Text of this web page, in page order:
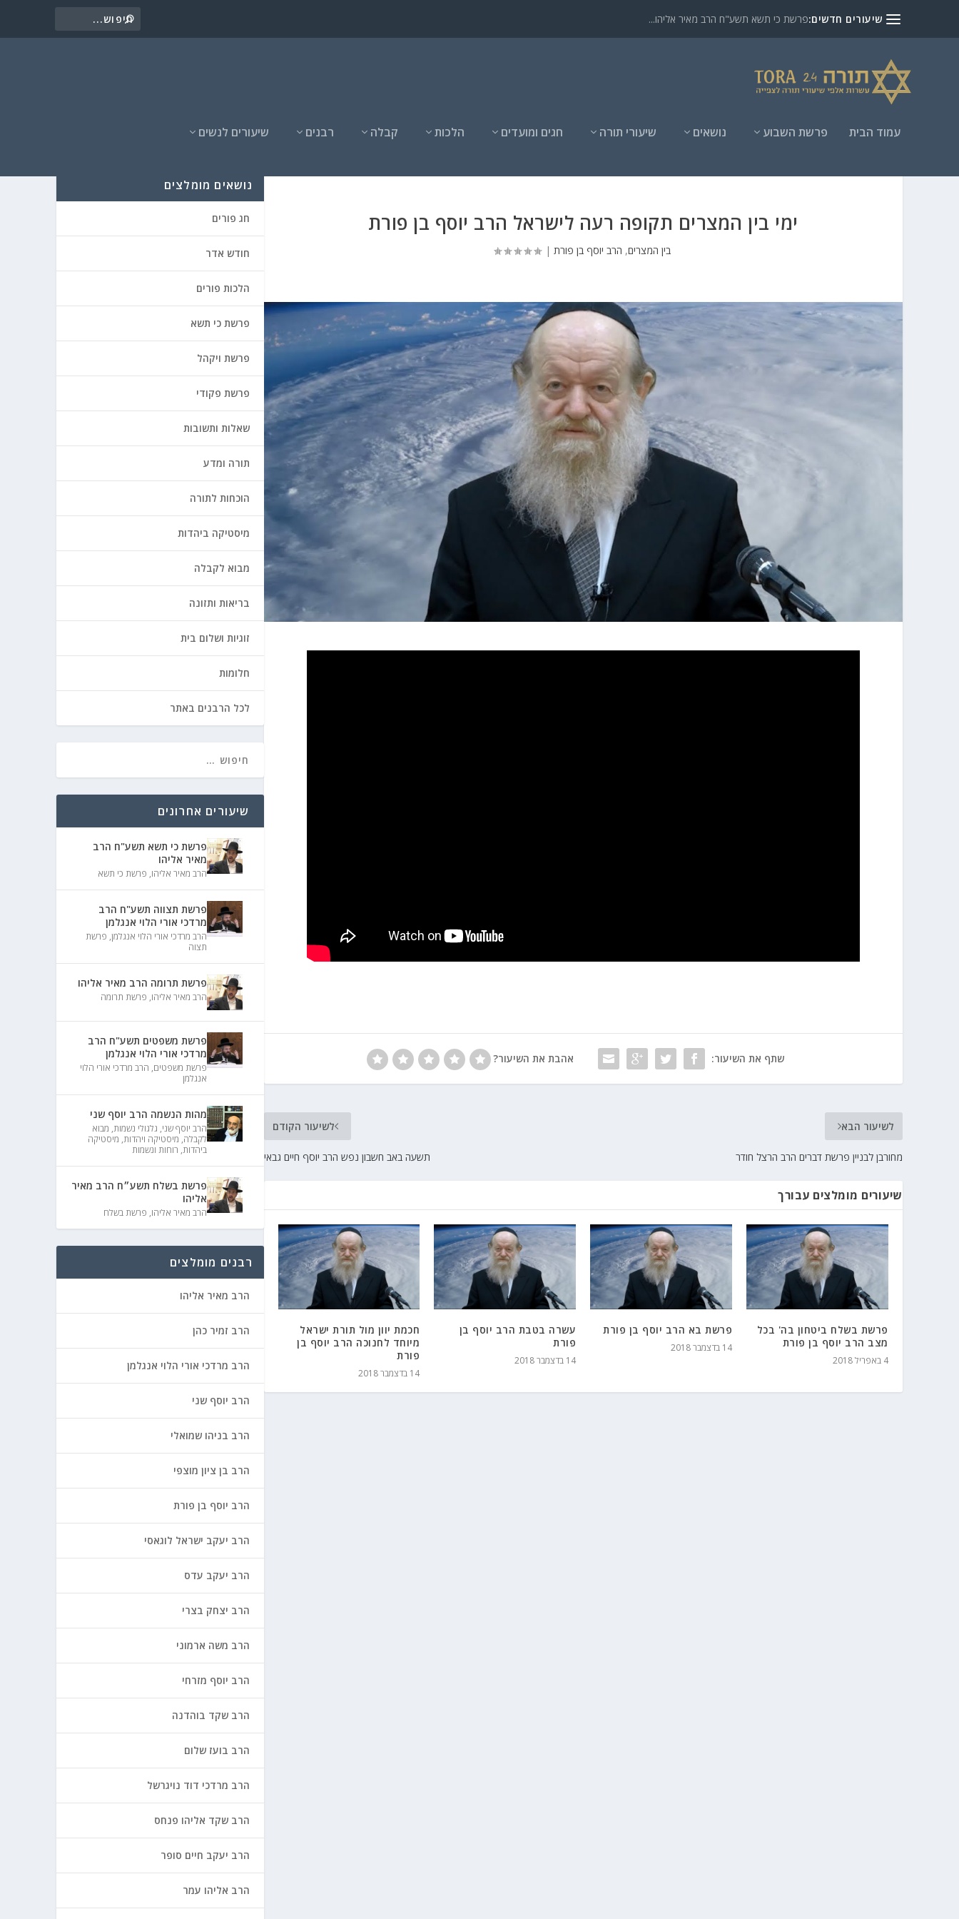
שיעורים חדשים:פרשת כי תשא תשע"ח הרב מאיר אליהו...
עמוד הבית פרשת השבוע נושאים שיעורי תורה חגים ומועדים הלכות קבלה רבנים שיעורים לנשים
ימי בין המצרים תקופה רעה לישראל הרב יוסף בן פורת
בין המצרים, הרב יוסף בן פורת|
שתף את השיעור: אהבת את השיעור?
לשיעור הקודם
תשעה באב חשבון נפש הרב יוסף חיים גבאי
לשיעור הבא
מחורבן לבניין פרשת דברים הרב הרצל חודר
שיעורים מומלצים עבורך
פרשת בשלח ביטחון בה' בכל
מצב הרב יוסף בן פורת
4 באפריל 2018
פרשת בא הרב יוסף בן פורת
14 בדצמבר 2018
עשרה בטבת הרב יוסף בן
פורת
14 בדצמבר 2018
חכמת יוון מול תורת ישראל
מיוחד לחנוכה הרב יוסף בן
פורת
14 בדצמבר 2018
נושאים מומלצים
חג פורים
חודש אדר
הלכות פורים
פרשת כי תשא
פרשת ויקהל
פרשת פקודי
שאלות ותשובות
תורה ומדע
הוכחות לתורה
מיסטיקה ביהדות
מבוא לקבלה
בריאות ותזונה
זוגיות ושלום בית
חלומות
לכל הרבנים באתר
שיעורים אחרונים
פרשת כי תשא תשע"ח הרב
מאיר אליהו
הרב מאיר אליהו, פרשת כי תשא
פרשת תצווה תשע"ח הרב
מרדכי אורי הלוי אנגלמן
הרב מרדכי אורי הלוי אנגלמן, פרשת
תצוה
פרשת תרומה הרב מאיר אליהו
הרב מאיר אליהו, פרשת תרומה
פרשת משפטים תשע"ח הרב
מרדכי אורי הלוי אנגלמן
פרשת משפטים, הרב מרדכי אורי הלוי
אנגלמן
מהות הנשמה הרב יוסף שני
הרב יוסף שני, גלגולי נשמות, מבוא
לקבלה, מיסטיקה ויהדות, מיסטיקה
ביהדות, רוחות ונשמות
פרשת בשלח תשע״ח הרב מאיר
אליהו
הרב מאיר אליהו, פרשת בשלח
רבנים מומלצים
הרב מאיר אליהו
הרב זמיר כהן
הרב מרדכי אורי הלוי אנגלמן
הרב יוסף שני
הרב בניהו שמואלי
הרב בן ציון מוצפי
הרב יוסף בן פורת
הרב יעקב ישראל לוגאסי
הרב יעקב עדס
הרב יצחק בצרי
הרב משה ארמוני
הרב יוסף מזרחי
הרב שקד בוהדנה
הרב בועז שלום
הרב מרדכי דוד נויגרשל
הרב שקד אליהו פנחס
הרב יעקב חיים סופר
הרב אליהו עמר